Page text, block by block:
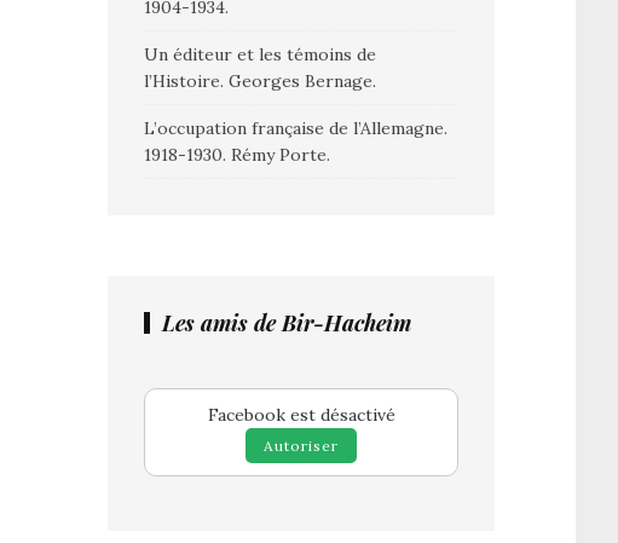
1904-1934.
Un éditeur et les témoins de
l’Histoire. Georges Bernage.
L’occupation française de l’Allemagne.
1918-1930. Rémy Porte.
Les amis de Bir-Hacheim
Facebook est désactivé
Autoriser